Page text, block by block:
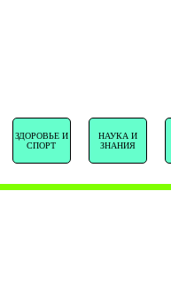
ЗДОРОВЬЕ И
СПОРТ
НАУКА И
ЗНАНИЯ